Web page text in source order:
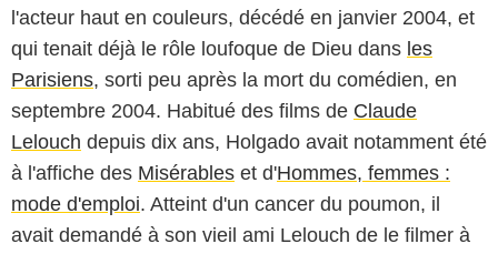
l'acteur haut en couleurs, décédé en janvier 2004, et
qui tenait déjà le rôle loufoque de Dieu dans les
Parisiens, sorti peu après la mort du comédien, en
septembre 2004. Habitué des films de Claude
Lelouch depuis dix ans, Holgado avait notamment été
à l'affiche des Misérables et d'Hommes, femmes :
mode d'emploi. Atteint d'un cancer du poumon, il
avait demandé à son vieil ami Lelouch de le filmer à